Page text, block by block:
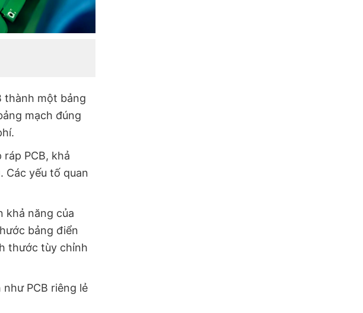
thành một bảng
mạch đúng
PCB, khả
Các yếu tố quan
khả năng của
bảng điển
thước tùy chỉnh
PCB riêng lẻ